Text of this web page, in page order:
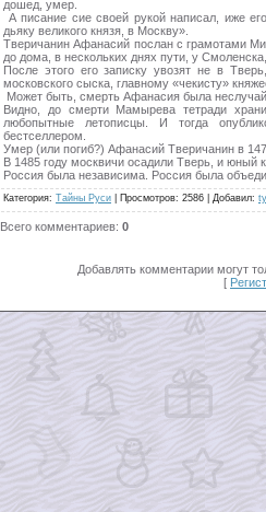
дошед, умер.
А писание сие своей рукой написал, иже
дьяку великого князя, в Москву».
Тверичанин Афанасий послан с грамотами
до дома, в нескольких днях пути, у
После этого его записку увозят не в
московского сыска, главному «чекисту»
Может быть, смерть Афанасия была
Видно, до смерти Мамырева тетради
любопытные летописцы. И тогда
бестселлером.
Умер (или погиб?) Афанасий Тверичанин в
В 1485 году москвичи осадили Тверь, и юный
Россия была независима. Россия была
Категория: Тайны Руси Просмотров: 2586 Добавил:
Всего комментариев: 0
Добавлять комментарии могут
[